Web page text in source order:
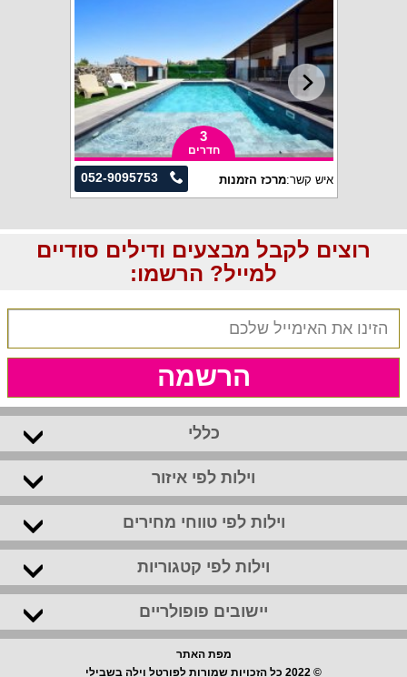
3
חדרים
052-9095753 איש קשר:מרכז הזמנות
רוצים לקבל מבצעים ודילים סודיים
למייל? הרשמו:
הרשמה
כללי
וילות לפי איזור
וילות לפי טווחי מחירים
וילות לפי קטגוריות
יישובים פופולריים
מפת האתר
© 2022 כל הזכויות שמורות לפורטל וילה בשבילי